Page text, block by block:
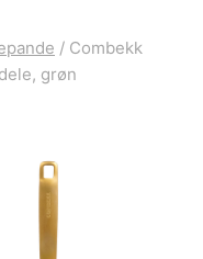
/ Combekk
grøn